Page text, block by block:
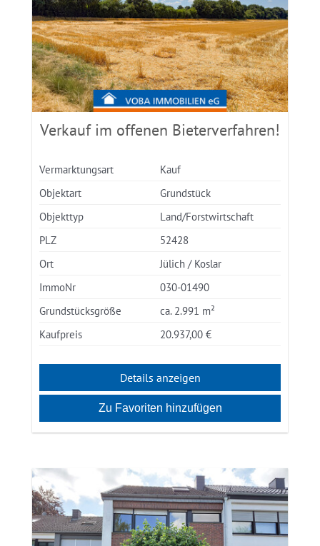
Verkauf im offenen Bieterverfahren!
Vermarktungsart
Kauf
Objektart
Grundstück
Objekttyp
Land/Forstwirtschaft
PLZ
52428
Ort
Jülich / Koslar
ImmoNr
030-01490
Grundstücksgröße
ca. 2.991 m²
Kaufpreis
20.937,00 €
Details anzeigen
Zu Favoriten hinzufügen